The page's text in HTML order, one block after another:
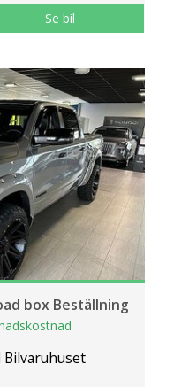
ändra dina
Se bil
box Beställning
Bilvaruhuset